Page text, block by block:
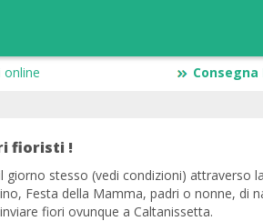
online
fioristi !
stesso (vedi condizioni) attraverso
Festa della Mamma, padri o nonne, di
fiori ovunque a Caltanissetta.